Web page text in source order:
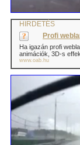
HIRDETÉS
Profi
Ha igazán profi
animációk, 3D-s
www.oab.hu